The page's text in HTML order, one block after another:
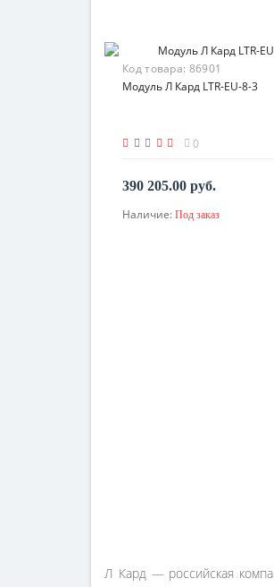
Код товара: 86901
Модуль Л Кард LTR-EU-8-3
0
390 205.00 руб.
По запросу
Наличие: Под заказ
Л Кард — российская